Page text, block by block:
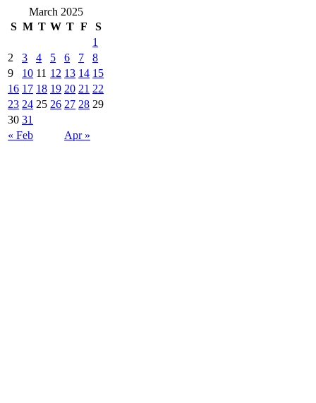
March 2025
S M T W T F S
« Feb Apr »
1
2
3 4 5 6 7
8
9
10 11 12 13 14 15
16 17 18 19 20 21 22
23 24 25 26 27 28 29
30 31